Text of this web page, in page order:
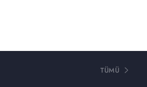
TÜMÜ